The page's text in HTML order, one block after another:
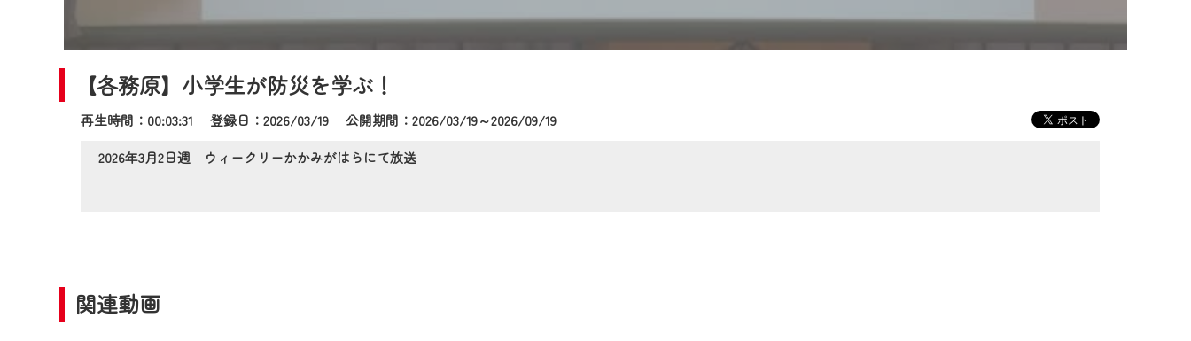
【各務原】小学生が防災を学ぶ！
再生時間：00:03:31 登録日：2026/03/19公開期間：2026/03/19～2026/09/19
2026年3月2日週 ウィークリーかかみがはらにて放送
関連動画
＜メンテナンス情報＞
CCNetWebTVのリニューアルにともないメンテナンス作業を予定しています。
日時 9/24 9:30～16:30
ご不便をおかけいたしますが、ご了承の程よろしくお願いいたします。